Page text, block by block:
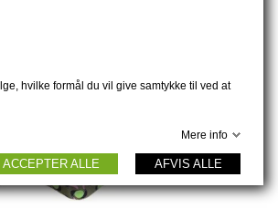
hvilke formål du vil give samtykke til ved at
Mere info
ACCEPTER ALLE AFVIS ALLE